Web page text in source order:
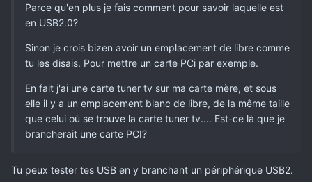
Parce qu'en plus je fais comment pour savoir laquelle est
en USB2.0?
Sinon je crois bizen avoir un emplacement de libre comme
tu les disais. Pour mettre un carte PCi par exemple.
En fait j'ai une carte tuner tv sur ma carte mère, et sous
elle il y a un emplacement blanc de libre, de la même taille
que celui où se trouve la carte tuner tv.... Est-ce là que je
brancherait une carte PCI?
Tu peux tester tes USB en y branchant un périphérique USB2.